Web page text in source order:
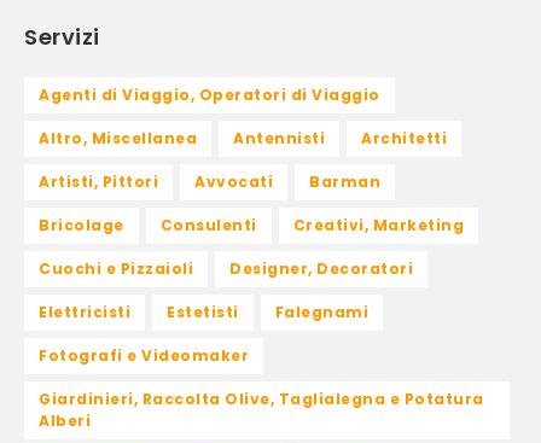
Servizi
Agenti di Viaggio, Operatori di Viaggio
Altro, Miscellanea Antennisti Architetti
Artisti, Pittori Avvocati Barman
Bricolage Consulenti Creativi, Marketing
Cuochi e Pizzaioli Designer, Decoratori
Elettricisti Estetisti Falegnami
Fotografi e Videomaker
Giardinieri, Raccolta Olive, Taglialegna e Potatura
Alberi